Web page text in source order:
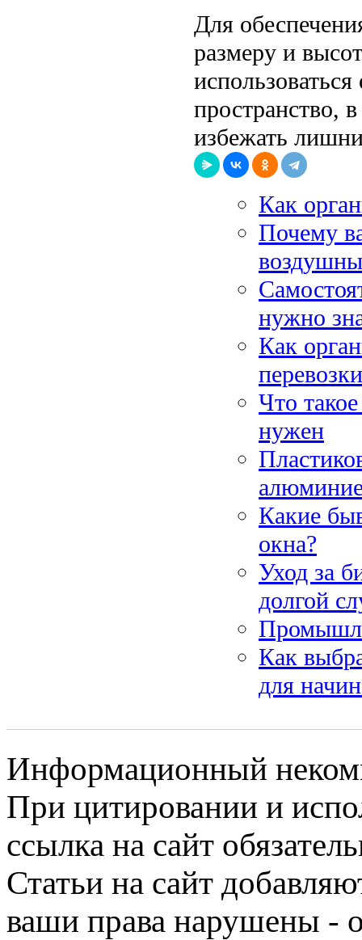
Для
размеру и
пространство,
избежать
Как
Почему
нужно
Как
Что
нужен
Какие
окна?
Уход за
долгой
Как
для
Информационный
При цитировании и
ссылка на сайт
Статьи на сайт
ваши права нарушены -